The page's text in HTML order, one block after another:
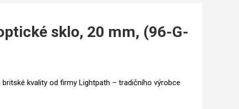
sklo, 20 mm, (96-G-
britské kvality od firmy Lightpath – tradičního výrobce